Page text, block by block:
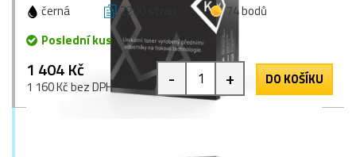
černá 2200 stran
74 bodů
Poslední kus
1 404 Kč
1 160 Kč bez DPH - + DO KOŠÍKU